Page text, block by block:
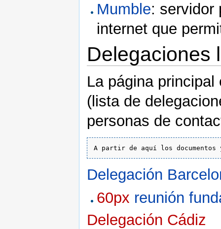
Mumble: servidor
internet que
Delegaciones
La página
(lista de
personas de
Delegación
60px reunión
Delegación Cádiz